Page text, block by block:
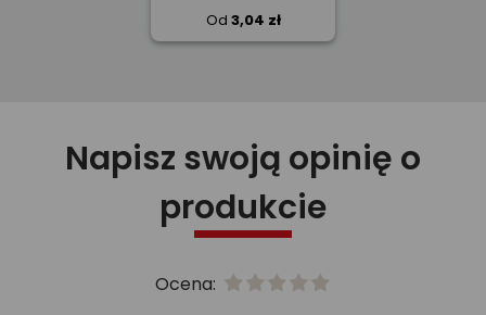
Od 3,04 zł
Napisz swoją opinię o
produkcie
Ocena: